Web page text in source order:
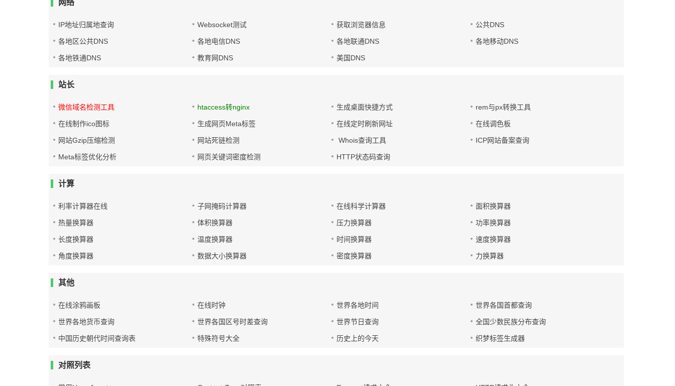
网络
IP地址归属地查询 Websocket测试 获取浏览器信息 公共DNS
各地区公共DNS 各地电信DNS 各地联通DNS 各地移动DNS
各地铁通DNS 教育网DNS 美国DNS
站长
微信域名检测工具 htaccess转nginx 生成桌面快捷方式 rem与px转换工具
在线制作ico图标 生成网页Meta标签 在线定时刷新网址 在线调色板
网站Gzip压缩检测 网站死链检测 Whois查询工具 ICP网站备案查询
Meta标签优化分析 网页关键词密度检测 HTTP状态码查询
计算
利率计算器在线 子网掩码计算器 在线科学计算器 面积换算器
热量换算器 体积换算器 压力换算器 功率换算器
长度换算器 温度换算器 时间换算器 速度换算器
角度换算器 数据大小换算器 密度换算器 力换算器
其他
在线涂鸦画板 在线时钟 世界各地时间 世界各国首都查询
世界各地货币查询 世界各国区号时差查询 世界节日查询 全国少数民族分布查询
中国历史朝代时间查询表 特殊符号大全 历史上的今天 织梦标签生成器
对照列表